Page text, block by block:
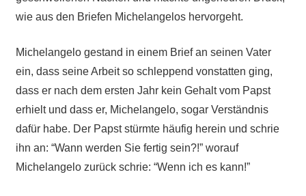
wie aus den Briefen Michelangelos hervorgeht.
Michelangelo gestand in einem Brief an seinen Vater
ein, dass seine Arbeit so schleppend vonstatten ging,
dass er nach dem ersten Jahr kein Gehalt vom Papst
erhielt und dass er, Michelangelo, sogar Verständnis
dafür habe. Der Papst stürmte häufig herein und schrie
ihn an: “Wann werden Sie fertig sein?!” worauf
Michelangelo zurück schrie: “Wenn ich es kann!”